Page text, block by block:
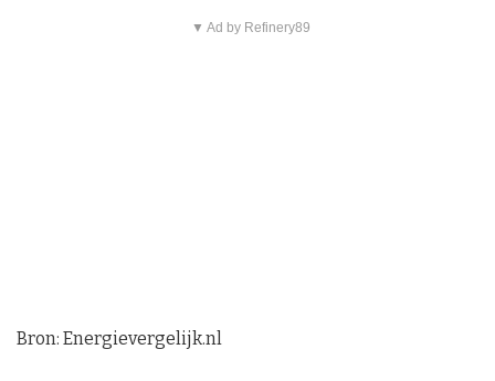
▼ Ad by Refinery89
Bron: Energievergelijk.nl